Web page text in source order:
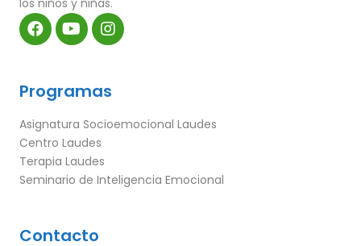
Programas
Asignatura Socioemocional Laudes
Centro Laudes
Terapia Laudes
Seminario de Inteligencia Emocional
Contacto